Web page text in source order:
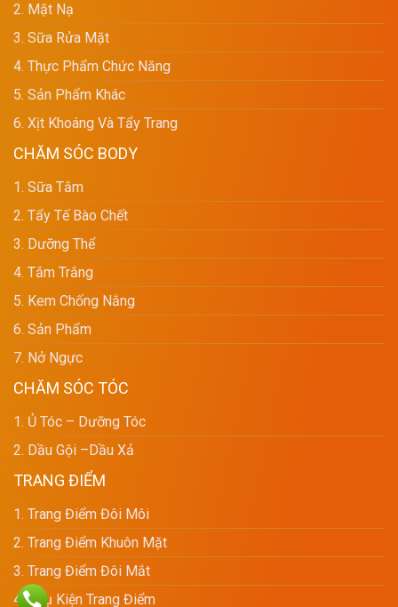
2. Mặt Nạ
3. Sữa Rửa Mặt
4. Thực Phẩm Chức Năng
5. Sản Phẩm Khác
6. Xịt Khoáng Và Tẩy Trang
CHĂM SÓC BODY
1. Sữa Tắm
2. Tẩy Tế Bào Chết
3. Dưỡng Thể
4. Tắm Trắng
5. Kem Chống Nắng
6. Sản Phẩm
7. Nở Ngực
CHĂM SÓC TÓC
1. Ủ Tóc – Dưỡng Tóc
2. Dầu Gội –dầu Xả
TRANG ĐIỂM
1. Trang Điểm Đôi Môi
2. Trang Điểm Khuôn Mặt
3. Trang Điểm Đôi Mắt
4. Phụ Kiện Trang Điểm